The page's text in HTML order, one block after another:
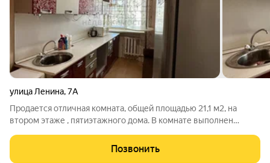
улица Ленина,7А
Продается отличная комната, общей площадью 21,1 м2, на
втором этаже , пятиэтажного дома. В комнате выполнен
семьи. Соседи очень хорошие, дружелюбные. Рядом вся
инфраструктура. ID объекта в
Позвонить